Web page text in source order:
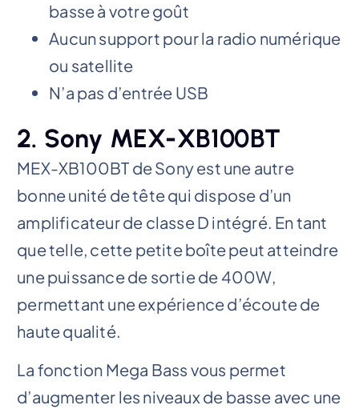
basse à votre goût
Aucun support pour la radio numérique
ou satellite
N’a pas d’entrée USB
2. Sony MEX-XB100BT
MEX-XB100BT de Sony est une autre
bonne unité de tête qui dispose d’un
amplificateur de classe D intégré. En tant
que telle, cette petite boîte peut atteindre
une puissance de sortie de 400W,
permettant une expérience d’écoute de
haute qualité.
La fonction Mega Bass vous permet
d’augmenter les niveaux de basse avec une